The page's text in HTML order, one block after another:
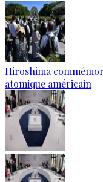
Hiroshima
atomique américain